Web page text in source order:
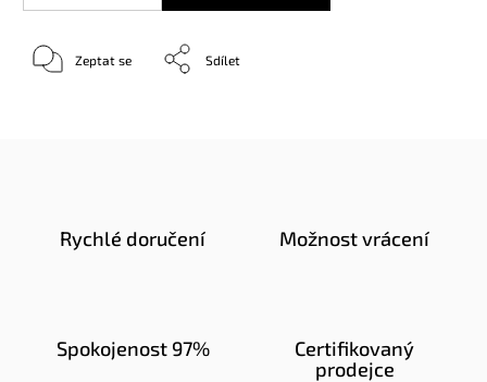
Zeptat se Sdílet
Rychlé doručení Možnost vrácení
Spokojenost 97%
Certifikovaný
prodejce